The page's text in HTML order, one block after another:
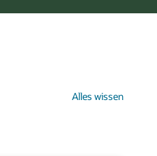
Alles wissen